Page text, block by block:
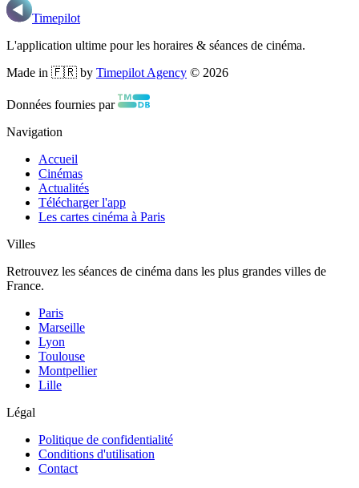
Timepilot
L'application ultime pour les horaires & séances de cinéma.
Made in 🇫🇷 by Timepilot Agency © 2026
Données fournies par
Navigation
Accueil
Cinémas
Actualités
Télécharger l'app
Les cartes cinéma à Paris
Villes
Retrouvez les séances de cinéma dans les plus grandes villes de
France.
Paris
Marseille
Lyon
Toulouse
Montpellier
Lille
Légal
Politique de confidentialité
Conditions d'utilisation
Contact